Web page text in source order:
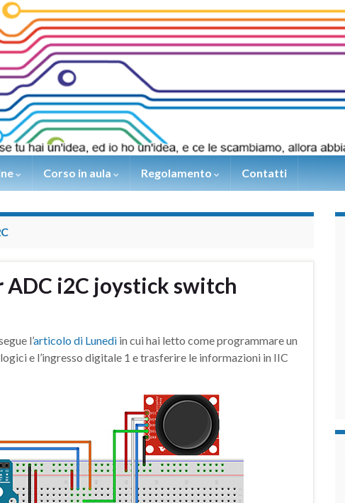
Corso in aula Regolamento Contatti
ADC i2C joystick switch
l’articolo di Lunedì in cui hai letto come programmare un
e l’ingresso digitale 1 e trasferire le informazioni in IIC